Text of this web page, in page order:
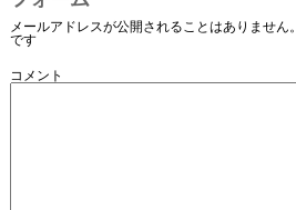
メールアドレスが公開されることはありません。
です
コメント